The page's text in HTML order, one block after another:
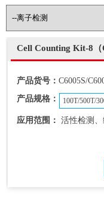
Cell Counting Kit-8
产品货号： C6005S/
产品规格：
100T/500T/
应用范围： 活性检测